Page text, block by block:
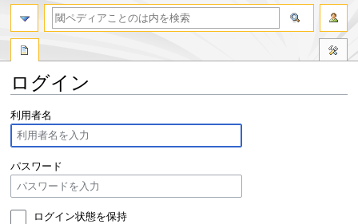
ログイン
ナ
ビ
ゲ
ー
シ
ョ
検
索
に
移
動
利用者名
パスワード
ログイン状態を保持